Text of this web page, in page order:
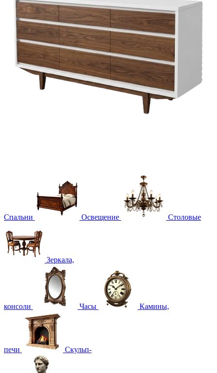
Спальни Освещение Столовые
Зеркала,
консоли Часы Камины,
печи Скульп-